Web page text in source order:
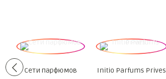
Сети парфюмов Initio Parfums Prives